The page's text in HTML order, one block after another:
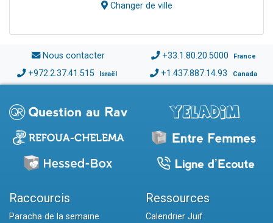
Changer de ville
Nous contacter +33.1.80.20.5000 France
+972.2.37.41.515 Israël +1.437.887.14.93 Canada
Raccourcis
Paracha de la semaine
Ressources
Calendrier Juif